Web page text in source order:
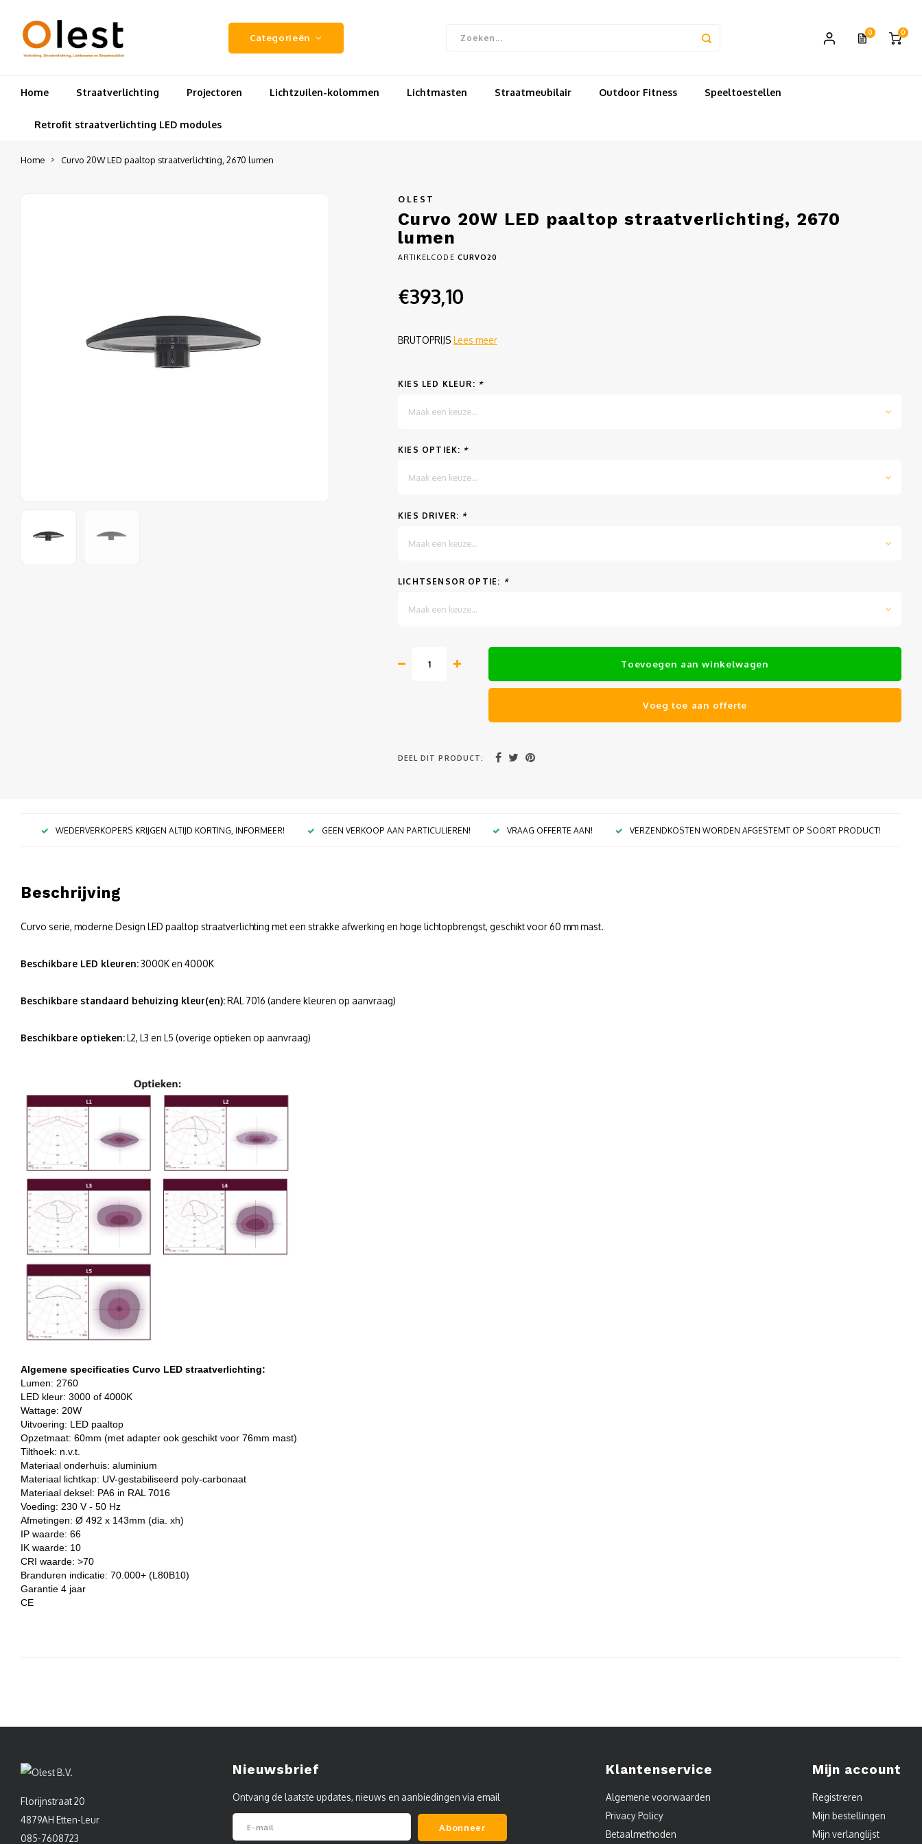
Categorieën 0 0
Home Straatverlichting Projectoren Lichtzuilen-kolommen Lichtmasten Straatmeubilair Outdoor Fitness Speeltoestellen
Retrofit straatverlichting LED modules
Home Curvo 20W LED paaltop straatverlichting, 2670 lumen
OLEST
Curvo 20W LED paaltop straatverlichting, 2670
lumen
ARTIKELCODE CURVO20
€393,10
BRUTOPRIJS Lees meer
KIES LED KLEUR: *
Maak een keuze...
KIES OPTIEK: *
Maak een keuze...
KIES DRIVER: *
Maak een keuze...
LICHTSENSOR OPTIE: *
Maak een keuze...
Toevoegen aan winkelwagen
Voeg toe aan offerte
DEEL DIT PRODUCT:
WEDERVERKOPERS KRIJGEN ALTIJD KORTING, INFORMEER! GEEN VERKOOP AAN PARTICULIEREN! VRAAG OFFERTE AAN! VERZENDKOSTEN WORDEN AFGESTEMT OP SOORT PRODUCT!
Beschrijving
Curvo serie, moderne Design LED paaltop straatverlichting met een strakke afwerking en hoge lichtopbrengst, geschikt voor 60 mm mast.
Beschikbare LED kleuren:3000K en 4000K
Beschikbare standaard behuizing kleur(en):RAL 7016 (andere kleuren op aanvraag)
Beschikbare optieken:L2, L3 en L5 (overige optieken op aanvraag)
Algemene specificaties Curvo LED straatverlichting:
Lumen: 2760
LED kleur: 3000 of 4000K
Wattage: 20W
Uitvoering: LED paaltop
Opzetmaat: 60mm (met adapter ook geschikt voor 76mm mast)
Tilthoek: n.v.t.
Materiaal onderhuis: aluminium
Materiaal lichtkap: UV-gestabiliseerd poly-carbonaat
Materiaal deksel: PA6 in RAL 7016
Voeding: 230 V - 50 Hz
Afmetingen: Ø 492 x 143mm (dia. xh)
IP waarde: 66
IK waarde: 10
CRI waarde: >70
Branduren indicatie: 70.000+ (L80B10)
Garantie 4 jaar
CE
Florijnstraat 20
4879AH Etten-Leur
085-7608723
Nieuwsbrief
Ontvang de laatste updates, nieuws en aanbiedingen via email
Abonneer
Klantenservice
Algemene voorwaarden
Privacy Policy
Betaalmethoden
Mijn account
Registreren
Mijn bestellingen
Mijn verlanglijst